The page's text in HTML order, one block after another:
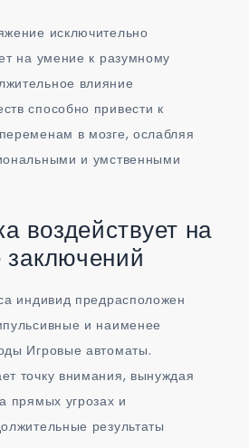
исключительно
на умение к разумному
влияние
способно привести к
в мозге, ослабляя
и умственными
воздействует на
индивид предрасположен
и наименее
Игровые автоматы.
точку внимания, вынуждая
прямых угрозах и
результаты